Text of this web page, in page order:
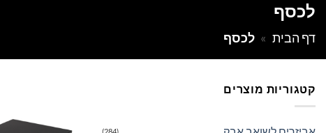
לכסף
דף הבית » לכסף
קטגוריות מוצרים
(284)